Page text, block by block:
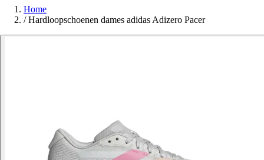
Home
/ Hardloopschoenen dames adidas Adizero Pacer